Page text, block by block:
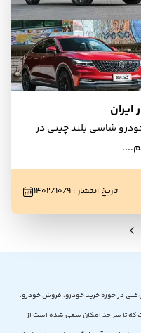
مقاله قصد داریم به بررسی 6 خودرو شاسی بلند چینی در
...
تاریخ انتشار: ۱۴۰۲/۱۰/۹
در حوزه خرید خودرو، فروش خودرو،
که تا سر حد امکان سعی شده است از